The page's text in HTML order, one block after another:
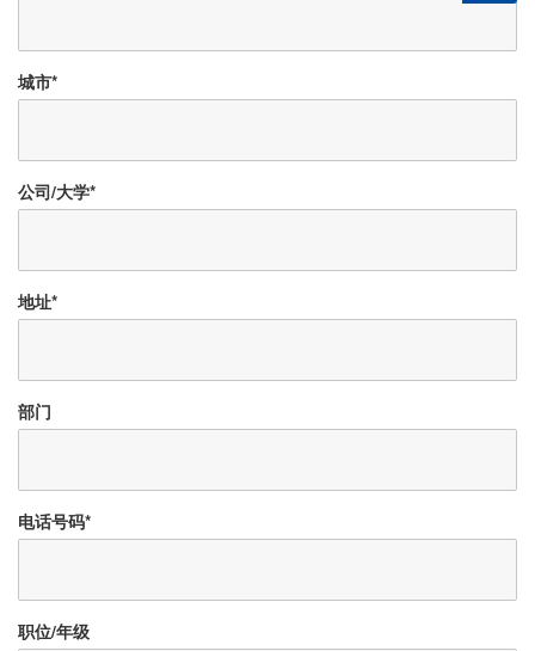
城市*
公司/大学*
地址*
部门
电话号码*
职位/年级